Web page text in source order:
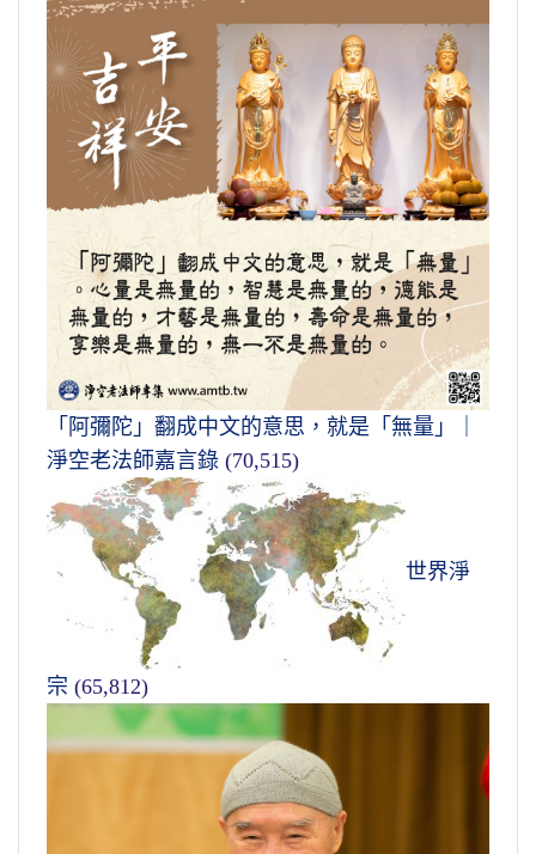
「阿彌陀」翻成中文的意思，就是「無量」｜
淨空老法師嘉言錄 (70,515)
世界淨
宗 (65,812)